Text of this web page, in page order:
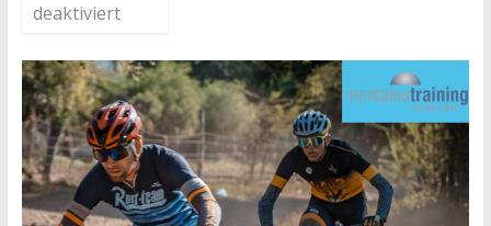
deaktiviert